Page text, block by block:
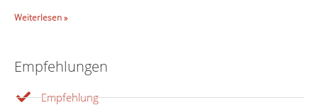
Weiterlesen »
Empfehlungen
Empfehlung